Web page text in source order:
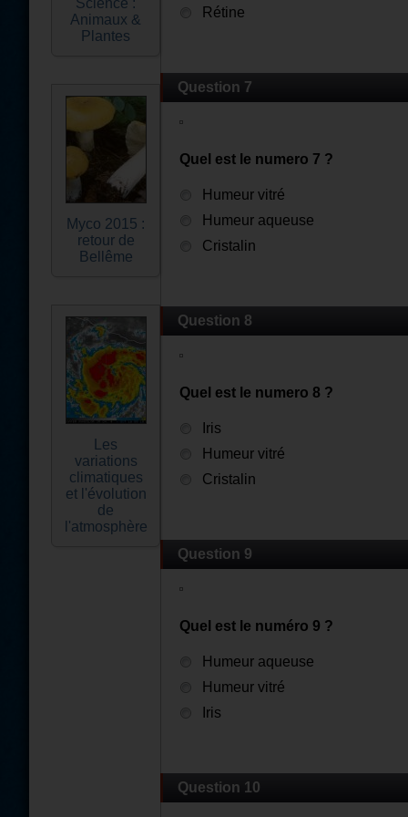
Science :
Animaux &
Plantes
Myco 2015 :
retour de
Bellême
Les
variations
climatiques
et l'évolution
de
l'atmosphère
Rétine
Question 7
Quel est le numero 7 ?
Humeur vitré
Humeur aqueuse
Cristalin
Question 8
Quel est le numero 8 ?
Iris
Humeur vitré
Cristalin
Question 9
Quel est le numéro 9 ?
Humeur aqueuse
Humeur vitré
Iris
Question 10